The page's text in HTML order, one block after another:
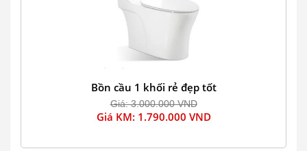
Bồn cầu 1 khối rẻ đẹp tốt
Giá: 3.000.000 VND
Giá KM: 1.790.000 VND